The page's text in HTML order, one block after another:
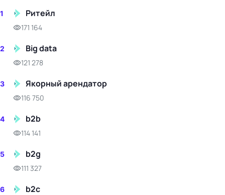
1 Ритейл
171 164
2 Big data
121 278
3 Якорный арендатор
116 750
4 b2b
114 141
5 b2g
111 327
6 b2c